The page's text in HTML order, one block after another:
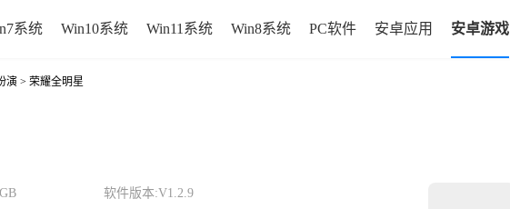
系统 Win10系统 Win11系统 Win8系统 PC软件 安卓应用 安卓游戏
演 > 荣耀全明星
软件版本:V1.2.9